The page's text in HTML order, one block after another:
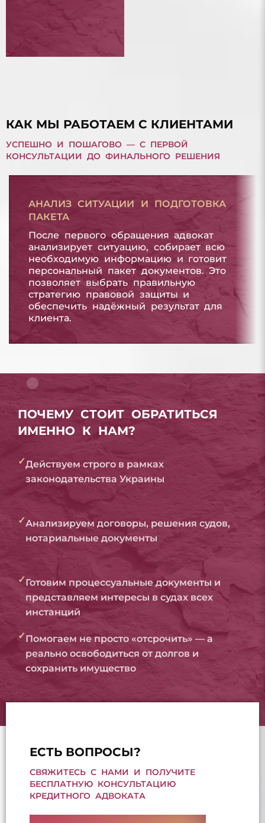
КАК МЫ РАБОТАЕМ С КЛИЕНТАМИ
УСПЕШНО И ПОШАГОВО — С ПЕРВОЙ
КОНСУЛЬТАЦИИ ДО ФИНАЛЬНОГО РЕШЕНИЯ
АНАЛИЗ СИТУАЦИИ И ПОДГОТОВКА
ПАКЕТА
После первого обращения адвокат
анализирует ситуацию, собирает всю
необходимую информацию и готовит
персональный пакет документов. Это
позволяет выбрать правильную
стратегию правовой защиты и
обеспечить надёжный результат для
клиента.
ПОЧЕМУ СТОИТ ОБРАТИТЬСЯ
ИМЕННО К НАМ?
✓Действуем строго в рамках
законодательства Украины
✓Анализируем договоры, решения судов,
нотариальные документы
✓Готовим процессуальные документы и
представляем интересы в судах всех
инстанций
✓Помогаем не просто «отсрочить» — а
реально освободиться от долгов и
сохранить имущество
ЕСТЬ ВОПРОСЫ?
СВЯЖИТЕСЬ С НАМИ И ПОЛУЧИТЕ
БЕСПЛАТНУЮ КОНСУЛЬТАЦИЮ
КРЕДИТНОГО АДВОКАТА